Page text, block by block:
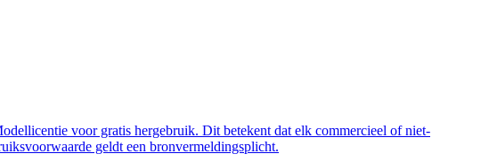
voor gratis hergebruik. Dit betekent dat elk commercieel of niet-
geldt een bronvermeldingsplicht.